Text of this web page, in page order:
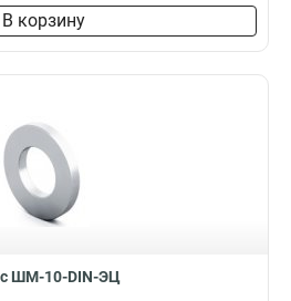
В корзину
ШМ-10-DIN-ЭЦ